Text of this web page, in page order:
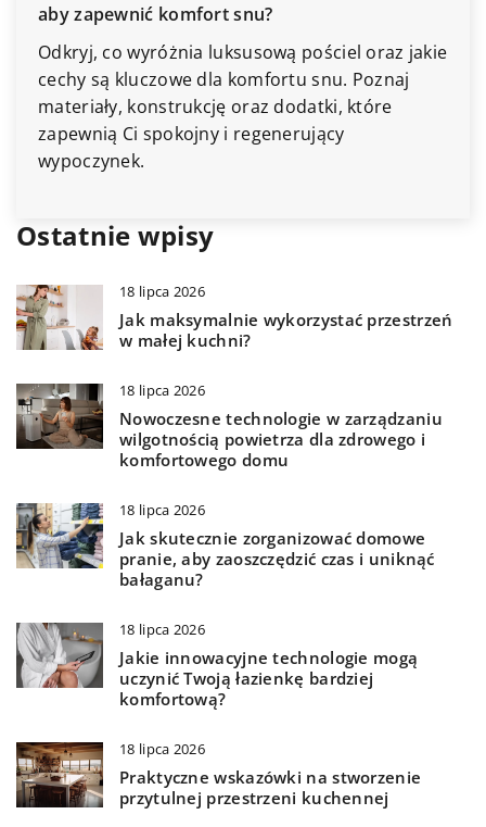
aby zapewnić komfort snu?
Odkryj, co wyróżnia luksusową pościel oraz jakie
cechy są kluczowe dla komfortu snu. Poznaj
materiały, konstrukcję oraz dodatki, które
zapewnią Ci spokojny i regenerujący
wypoczynek.
Ostatnie wpisy
18 lipca 2026
Jak maksymalnie wykorzystać przestrzeń
w małej kuchni?
18 lipca 2026
Nowoczesne technologie w zarządzaniu
wilgotnością powietrza dla zdrowego i
komfortowego domu
18 lipca 2026
Jak skutecznie zorganizować domowe
pranie, aby zaoszczędzić czas i uniknąć
bałaganu?
18 lipca 2026
Jakie innowacyjne technologie mogą
uczynić Twoją łazienkę bardziej
komfortową?
18 lipca 2026
Praktyczne wskazówki na stworzenie
przytulnej przestrzeni kuchennej